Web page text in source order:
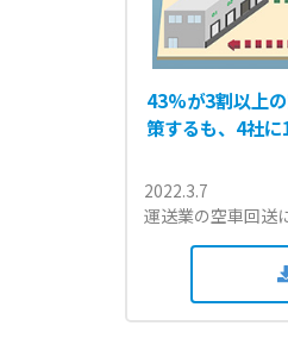
43%が3割以上
策するも、4社
2022.3.7
運送業の空車回送